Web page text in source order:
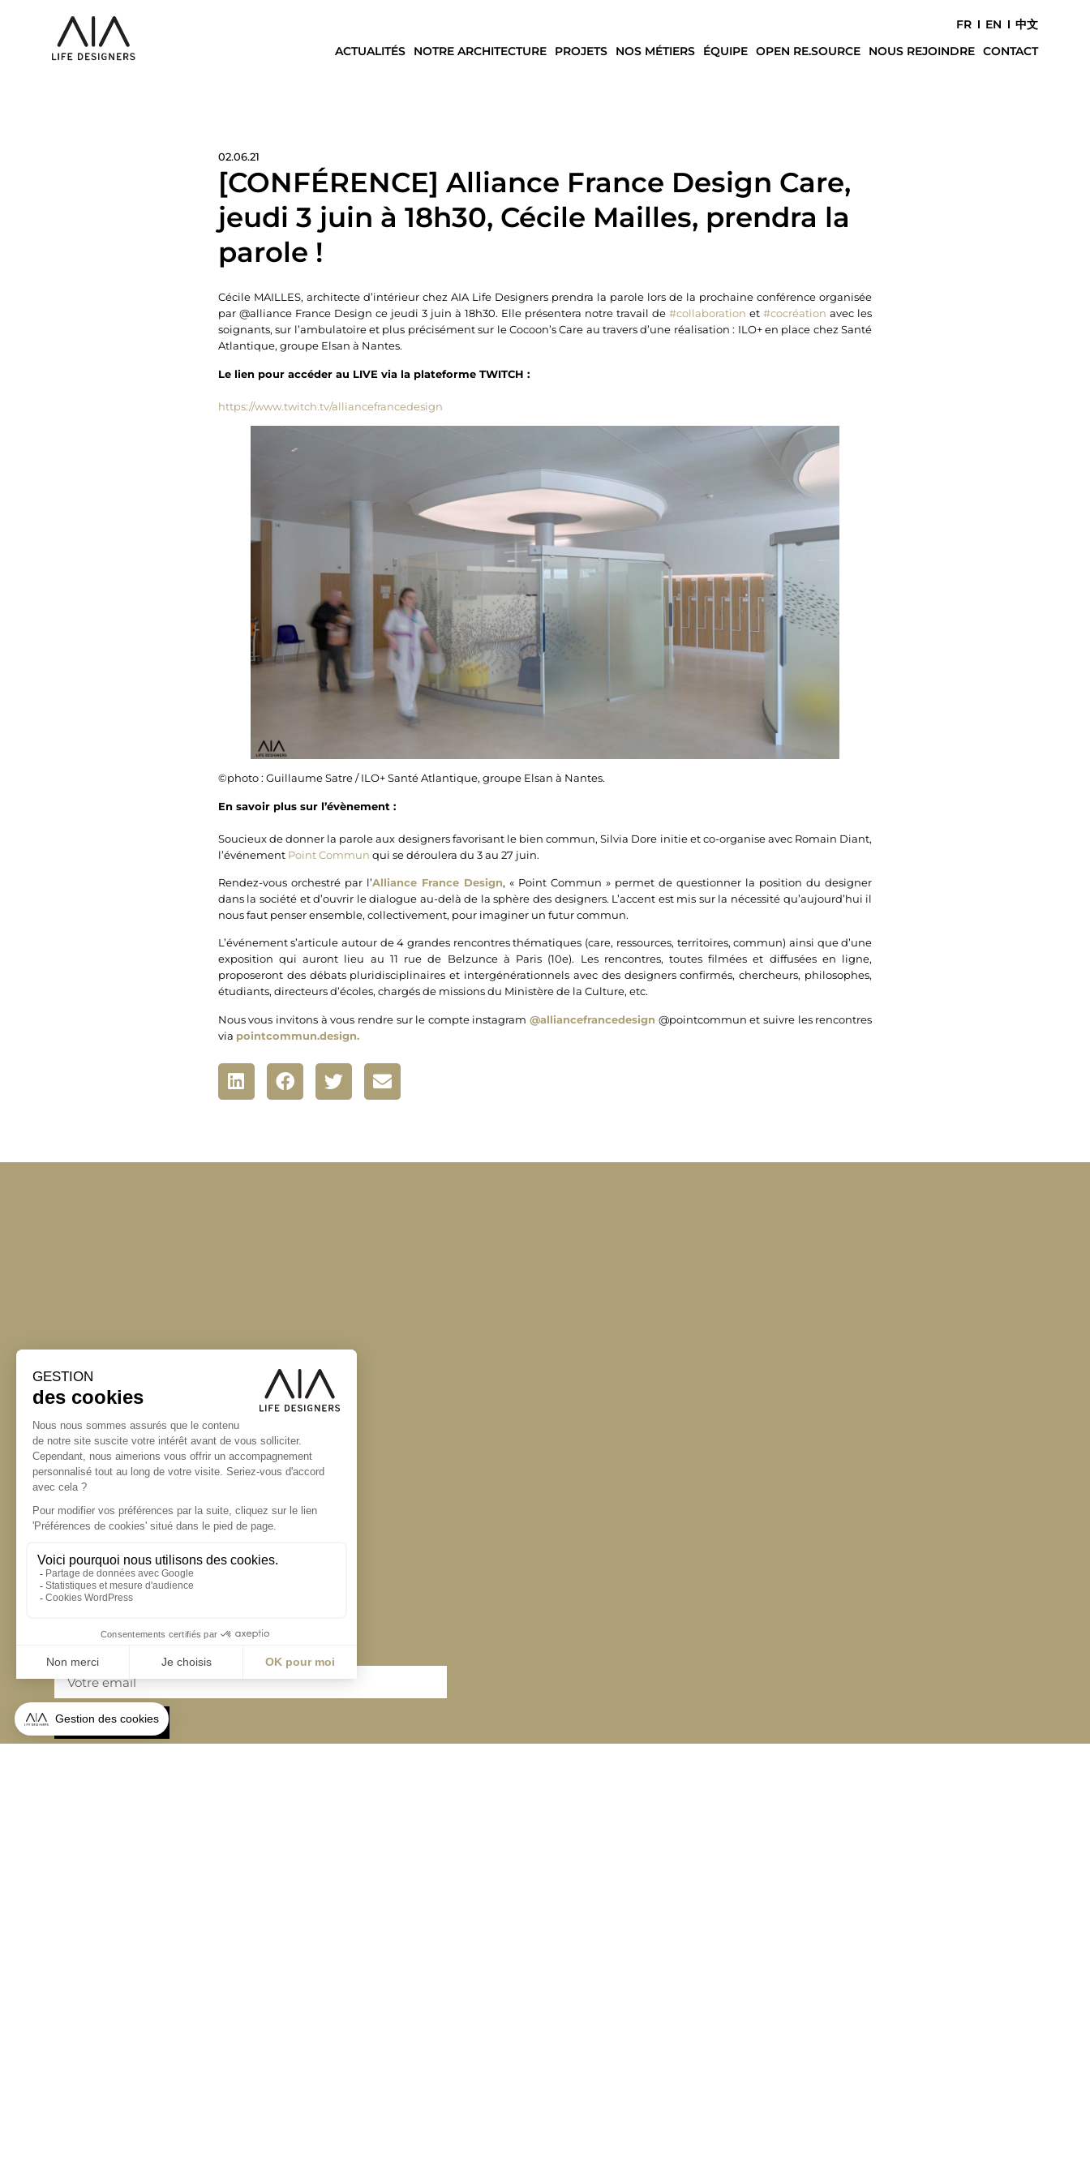
FR EN
中文
ACTUALITÉS
NOTRE ARCHITECTURE PROJETS NOS MÉTIERS ÉQUIPE OPEN RE.SOURCE NOUS REJOINDRE CONTACT
02.06.21
[CONFÉRENCE] Alliance France Design Care,
jeudi 3 juin à 18h30, Cécile Mailles, prendra la
parole !
Cécile MAILLES, architecte d’intérieur chez AIA Life Designers prendra la parole lors de la prochaine conférence organisée
par @alliance France Design ce jeudi 3 juin à 18h30. Elle présentera notre travail de#collaboration et#cocréation avec les
soignants, sur l’ambulatoire et plus précisément sur le Cocoon’s Care au travers d’une réalisation : ILO+ en place chez Santé
Atlantique, groupe Elsan à Nantes.
Le lien pour accéder au LIVE via la plateforme TWITCH :
https://www.twitch.tv/alliancefrancedesign
©photo : Guillaume Satre / ILO+ Santé Atlantique, groupe Elsan à Nantes.
En savoir plus sur l’évènement :
Soucieux de donner la parole aux designers favorisant le bien commun, Silvia Dore initie et co-organise avec Romain Diant,
l’événement PointCommun qui se déroulera du 3 au 27 juin.
Rendez-vous orchestré par l’Alliance France Design, « Point Commun » permet de questionner la position du designer
dans la société et d’ouvrir le dialogue au-delà de la sphère des designers. L’accent est mis sur la nécessité qu’aujourd’hui il
nous faut penser ensemble, collectivement, pour imaginer un futur commun.
L’événement s’articule autour de 4 grandes rencontres thématiques (care, ressources, territoires, commun) ainsi que d’une
exposition qui auront lieu au 11 rue de Belzunce à Paris (10e). Les rencontres, toutes filmées et diffusées en ligne,
proposeront des débats pluridisciplinaires et intergénérationnels avec des designers confirmés, chercheurs, philosophes,
étudiants, directeurs d’écoles, chargés de missions du Ministère de la Culture, etc.
Nous vous invitons à vous rendre sur le compte instagram@alliancefrancedesign @pointcommun et suivre les rencontres
via pointcommun.design.
S'inscrire à la newsletter
ABONNEZ-VOUS